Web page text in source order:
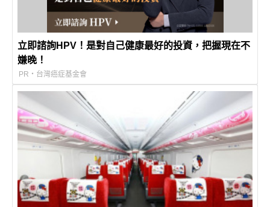
立即諮詢HPV！是對自己健康最好的投資，把握現在不
嫌晚！
PR・台灣癌症基金會